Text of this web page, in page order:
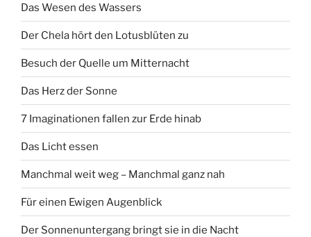
Das Wesen des Wassers
Der Chela hört den Lotusblüten zu
Besuch der Quelle um Mitternacht
Das Herz der Sonne
7 Imaginationen fallen zur Erde hinab
Das Licht essen
Manchmal weit weg – Manchmal ganz nah
Für einen Ewigen Augenblick
Der Sonnenuntergang bringt sie in die Nacht